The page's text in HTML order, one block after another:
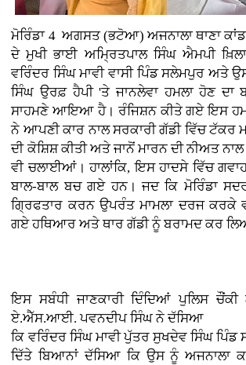
ਮੋਰਿੰਡਾ 4 ਅਗਸਤ (ਭਟੋਆ)ਅਜਨਾਲਾ ਥਾਣਾ
ਦੇ ਮੁਖੀ ਭਾਈ ਅਮ੍ਰਿਤਪਾਲ ਸਿੰਘ ਐਮਪੀ
ਵਰਿੰਦਰ ਸਿੰਘ ਮਾਵੀ ਵਾਸੀ ਪਿੰਡ ਸਲੇਮਪੁਰ ਅਤੇ
ਸਿੰਘ ਉਰਫ਼ ਹੈਪੀ 'ਤੇ ਜਾਨਲੇਵਾ ਹਮਲਾ ਹੋਣ ਦਾ
ਸਾਹਮਣੇ ਆਇਆ ਹੈ। ਰੰਜਿਸ਼ਨ ਕੀਤੇ ਗਏ ਇਸ
ਨੇ ਆਪਣੀ ਕਾਰ ਨਾਲ ਸਰਕਾਰੀ ਗੱਡੀ ਵਿੱਚ ਟੱਕਰ
ਦੀ ਕੋਸ਼ਿਸ਼ ਕੀਤੀ ਅਤੇ ਜਾਨੋਂ ਮਾਰਨ ਦੀ ਨੀਅਤ
ਵੀ ਚਲਾਈਆਂ। ਹਾਲਾਂਕਿ, ਇਸ ਹਾਦਸੇ ਵਿੱਚ
ਬਾਲ-ਬਾਲ ਬਚ ਗਏ ਹਨ। ਜਦ ਕਿ ਮੋਰਿੰਡਾ
ਗ੍ਰਿਫਤਾਰ ਕਰਨ ਉਪਰੰਤ ਮਾਮਲਾ ਦਰਜ ਕਰਕੇ
ਗਏ ਹਥਿਆਰ ਅਤੇ ਥਾਰ ਗੱਡੀ ਨੂੰ ਬਰਾਮਦ ਕਰ
ਇਸ ਸਬੰਧੀ ਜਾਣਕਾਰੀ ਦਿੰਦਿਆਂ ਪੁਲਿਸ
ਏ.ਐੱਸ.ਆਈ. ਪਵਨਦੀਪ ਸਿੰਘ ਨੇ ਦੱਸਿਆ
ਕਿ ਵਰਿੰਦਰ ਸਿੰਘ ਮਾਵੀ ਪੁੱਤਰ ਸੁਖਦੇਵ ਸਿੰਘ
ਦਿੱਤੇ ਬਿਆਨਾਂ ਦੱਸਿਆ ਕਿ ਉਸ ਨੂੰ ਅਜਨਾਲਾ